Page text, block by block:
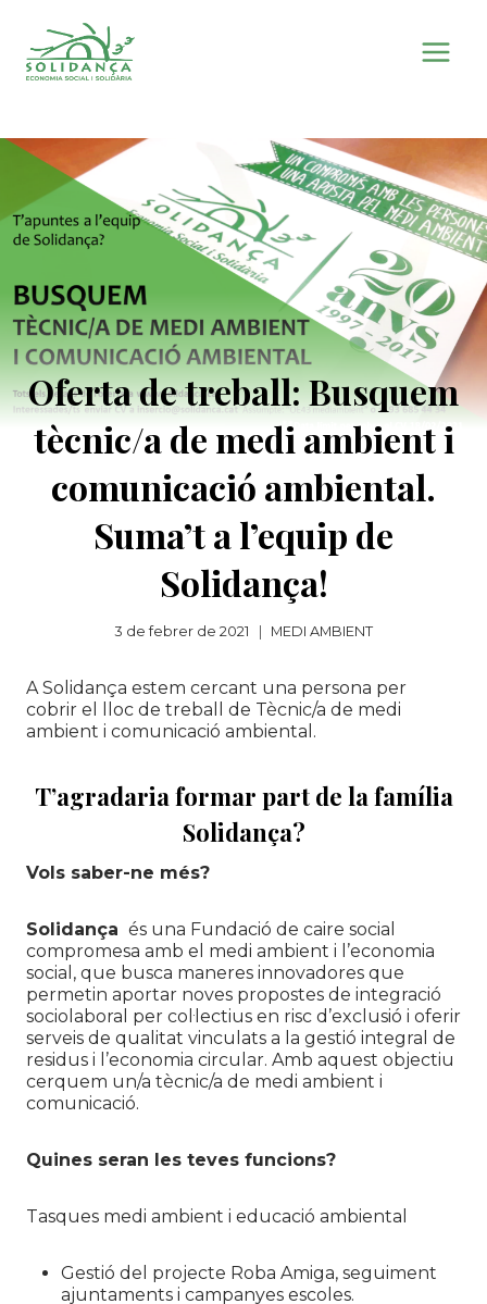
contingut
Oferta de treball: Busquem
tècnic/a de medi ambient i
comunicació ambiental.
Suma’t a l’equip de
Solidança!
3 de febrer de 2021 MEDI AMBIENT
A Solidança estem cercant una persona per
cobrir el lloc de treball de Tècnic/a de medi
ambient i comunicació ambiental.
T’agradaria formar part de la família
Solidança?
Vols saber-ne més?
Solidança és una Fundació de caire social
compromesa amb el medi ambient i l’economia
social, que busca maneres innovadores que
permetin aportar noves propostes de integració
sociolaboral per col·lectius en risc d’exclusió i oferir
serveis de qualitat vinculats a la gestió integral de
residus i l’economia circular. Amb aquest objectiu
cerquem un/a tècnic/a de medi ambient i
comunicació.
Quines seran les teves funcions?
Tasques medi ambient i educació ambiental
Gestió del projecte Roba Amiga, seguiment
ajuntaments i campanyes escoles.